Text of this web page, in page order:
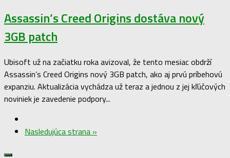
Assassin’s Creed Origins dostáva nový
3GB patch
Ubisoft už na začiatku roka avizoval, že tento mesiac obdrží
Assassin’s Creed Origins nový 3GB patch, ako aj prvú príbehovú
expanziu. Aktualizácia vychádza už teraz a jednou z jej kľúčových
noviniek je zavedenie podpory...
Nasledujúca strana »